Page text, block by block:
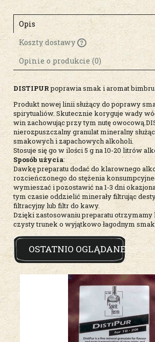
Opis
Koszty dostawy
Cena nie zawiera
płatności
Opinie o produkcie (0)
DISTIPURpoprawia smak i aromat bimbru
Produkt nowej linii służący do poprawy
spirytualiów. Skutecznie koryguje wady
win zachowując przy tym nutę
nierozpuszczalny granulat mineralny
smakowych i zapachowych alkoholi.
Stosuje się go w ilości 5 g na 10-20 litrów
Sposób użycia:
Dawkę preparatu dodać do klarownego
rozcieńczonego do stężenia
wymieszać i pozostawić na 1-3 dni
tym czasie oddzielić minerały filtrując
filtracyjny lub filtr do kawy.
Dzięki zastosowaniu preparatu
czysty trunek o wyjątkowo łagodnym
OSTATNIO OGLĄDANE